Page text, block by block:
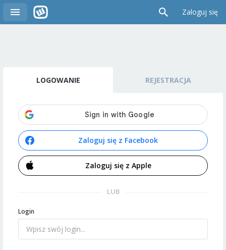
Zaloguj się
LOGOWANIE REJESTRACJA
Zaloguj się z Facebook
Zaloguj się z Apple
LUB
Login